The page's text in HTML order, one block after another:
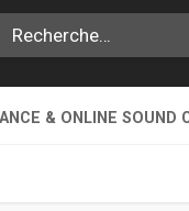
& ONLINE SOUND